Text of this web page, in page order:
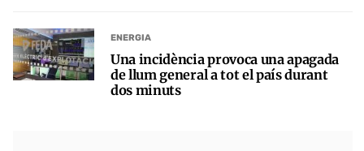
ENERGIA
Una incidència provoca una apagada
de llum general a tot el país durant
dos minuts